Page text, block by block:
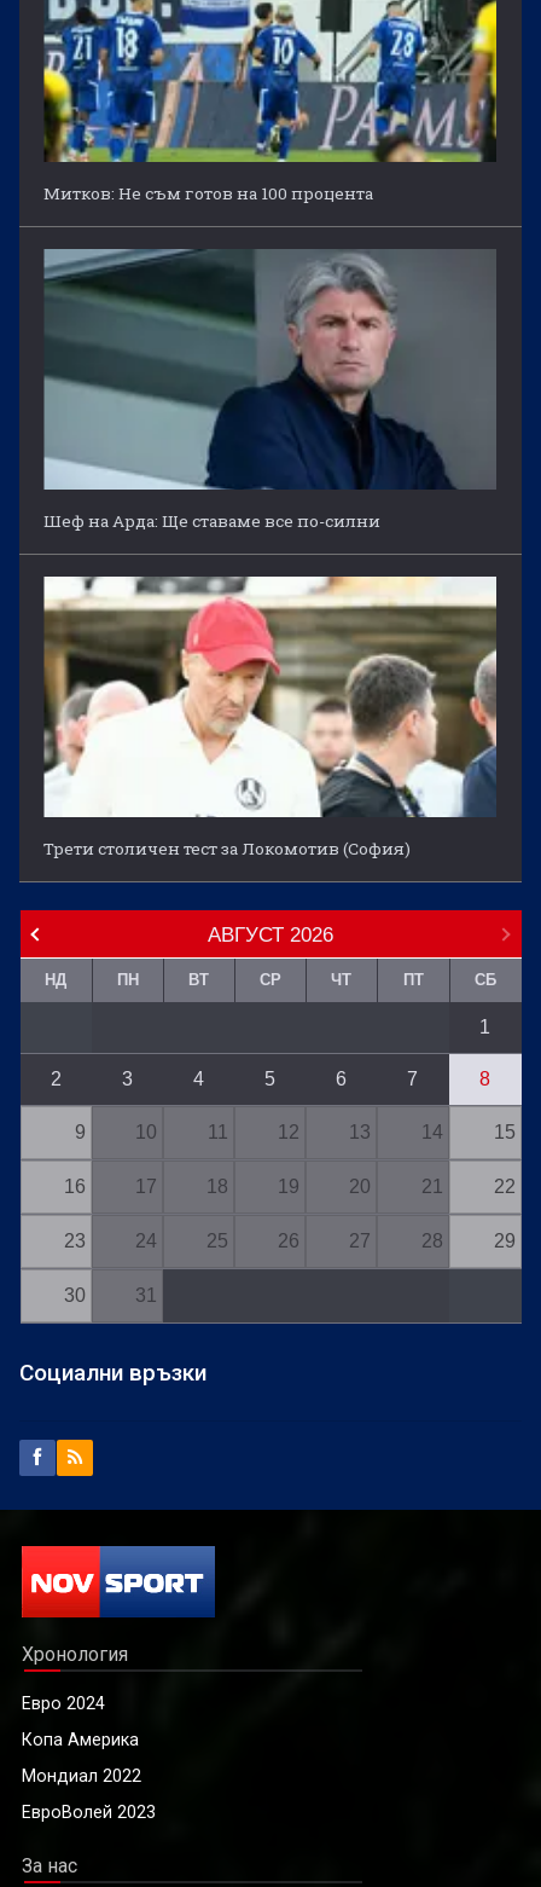
Митков: Не съм готов на 100 процента
Шеф на Арда: Ще ставаме все по-силни
Трети столичен тест за Локомотив (София)
АВГУСТ 2026
НД ПН ВТ СР ЧТ ПТ СБ
1
2 3 4 5 6 7 8
9 10 11 12 13 14 15
16 17 18 19 20 21 22
23 24 25 26 27 28 29
30 31
Социални връзки
Хронология
Евро 2024
Копа Америка
Мондиал 2022
ЕвроВолей 2023
За нас